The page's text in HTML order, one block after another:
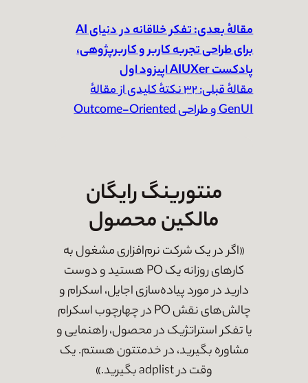
مقالهٔ بعدی:
تفکر خلاقانه در دنیای AI
برای طراحی تجربه کاربر و کاربرپژوهی،
پادکست AIUXer اپیزود اول
مقالهٔ قبلی:
۳۲ نکتهٔ کلیدی از مقالهٔ
GenUI و طراحی Outcome-Oriented
منتورینگ رایگان
مالکین محصول
«اگر در یک شرکت نرم‌افزاری مشغول به
کارهای روزانه یک PO هستید و دوست
دارید در مورد پیاده‌سازی اجایل، اسکرام و
چالش‌های نقش PO در چهارچوب اسکرام
یا تفکر استراتژیک در محصول، راهنمایی و
مشاوره بگیرید، در خدمتتون هستم. یک
وقت در adplist بگیرید.»